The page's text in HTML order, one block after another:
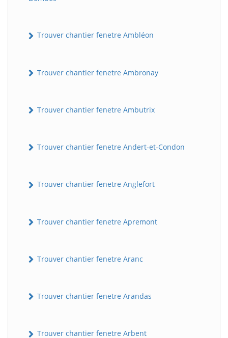
Trouver chantier fenetre Ambléon
Trouver chantier fenetre Ambronay
Trouver chantier fenetre Ambutrix
Trouver chantier fenetre Andert-et-Condon
Trouver chantier fenetre Anglefort
Trouver chantier fenetre Apremont
Trouver chantier fenetre Aranc
Trouver chantier fenetre Arandas
Trouver chantier fenetre Arbent